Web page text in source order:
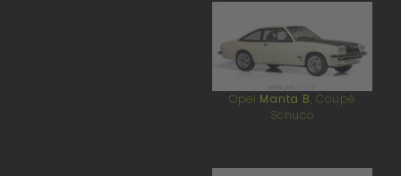
Opel Manta B, Coupé
Schuco